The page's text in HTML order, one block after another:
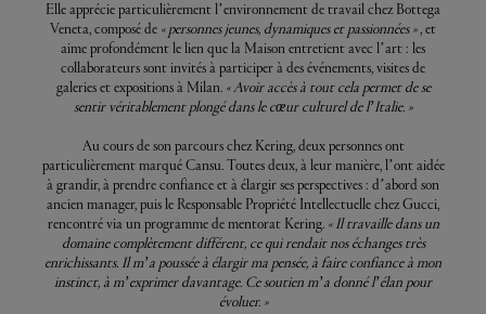
Elle apprécie particulièrement l’environnement de travail chez Bottega
Veneta, composé de « personnes jeunes, dynamiques et passionnées », et
aime profondément le lien que la Maison entretient avec l’art : les
collaborateurs sont invités à participer à des événements, visites de
galeries et expositions à Milan. « Avoir accès à tout cela permet de se
sentir véritablement plongé dans le cœur culturel de l’Italie. »
Au cours de son parcours chez Kering, deux personnes ont
particulièrement marqué Cansu. Toutes deux, à leur manière, l’ont aidée
à grandir, à prendre confiance et à élargir ses perspectives : d’abord son
ancien manager, puis le Responsable Propriété Intellectuelle chez Gucci,
rencontré via un programme de mentorat Kering.« Il travaille dans un
domaine complètement différent, ce qui rendait nos échanges très
enrichissants. Il m’a poussée à élargir ma pensée, à faire confiance à mon
instinct, à m’exprimer davantage. Ce soutien m’a donné l’élan pour
évoluer. »